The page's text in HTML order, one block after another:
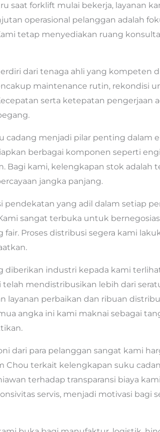
saat forklift mulai bekerja, layanan
operasional pelanggan adalah
tetap menyediakan ruang
dari tenaga ahli yang kompeten
maintenance rutin, rekondisi
serta ketepatan pengerjaan
cadang menjadi pilar penting dalam
berbagai komponen seperti
Bagi kami, kelengkapan stok adalah
jangka panjang.
pendekatan yang adil dalam setiap
sangat terbuka untuk
fair. Proses distribusi segera kami
diberikan industri kepada kami
telah mendistribusikan lebih dari
layanan perbaikan dan ribuan
angka ini kami maknai sebagai
dari para pelanggan sangat kami
Chou terkait kelengkapan suku
terhadap transparansi biaya
servis, menjadi motivasi bagi